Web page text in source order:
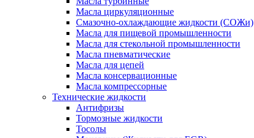
Масла циркуляционные
Смазочно-охлаждающие жидкости (СОЖи)
Масла для пищевой промышленности
Масла для стекольной промышленности
Масла пневматические
Масла для цепей
Масла консервационные
Масла компрессорные
Технические жидкости
Антифризы
Тормозные жидкости
Тосолы